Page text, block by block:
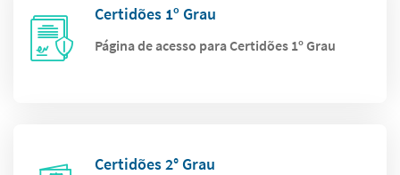
Certidões 1º Grau
Página de acesso para Certidões 1º Grau
Certidões 2° Grau